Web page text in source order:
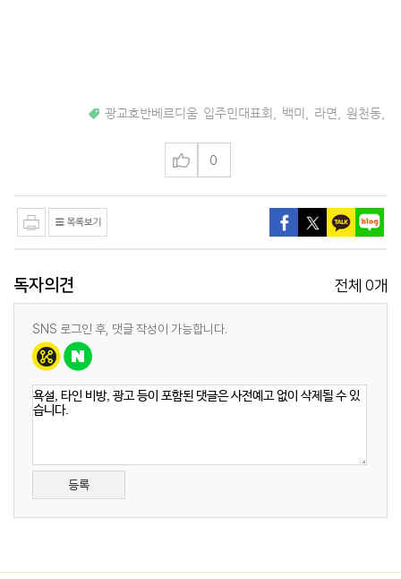
광교호반베르디움 입주민대표회 백미 라면 원천동
0
독자의견 전체 0개
SNS 로그인 후, 댓글 작성이 가능합니다.
등록